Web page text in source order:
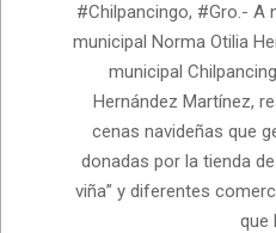
#Chilpancingo, #Gro.- A
municipal Norma Otilia
municipal
Hernández Martínez,
cenas navideñas que
donadas por la tienda
viña” y diferentes
que